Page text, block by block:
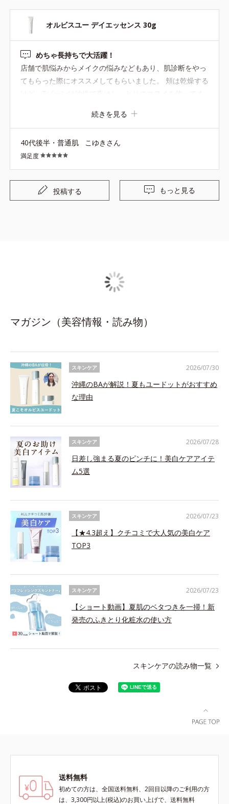
オルビスユー デイエッセンス 30g
めちゃ長持ちで大活躍！
店舗で肌悩みからメイクの悩みなどもあり、肌診断をやっ
てもらった際にオススメしてもらいました。 頬は乾燥する
ていた所、このディエッセンスを勧めてもらいました。 化
粧水→ディエッセンス→日焼け止め(ピンク)→コンシーラ
ー→パウダー が私のずぼらメイクの順番です。 カサつく
事は無くなり重宝してます。 ベタつく事なく、ツヤ感も出
て乾燥しない！また今から２本目買おうと思います(*^^*)
続きを見る
40代後半・普通肌 こゆきさん
満足度
投稿する もっと見る
マガジン（美容情報・読み物）
スキンケア
沖縄のBAが解説！夏もユードットがおすすめ
な理由
2026/07/30
スキンケア
日差し強まる夏のピンチに！美白ケアアイテ
ム5選
2026/07/28
スキンケア
【★4.3超え】クチコミで大人気の美白ケア
TOP3
2026/07/23
スキンケア
【ショート動画】夏肌のベタつきを一掃！新
発売のふきとり化粧水の使い方
2026/07/23
スキンケアの読み物一覧
送料無料
初めての方は、全国送料無料、2回目以降のご利用の方
は、3,300円以上(税込)のお買い上げで、送料無料